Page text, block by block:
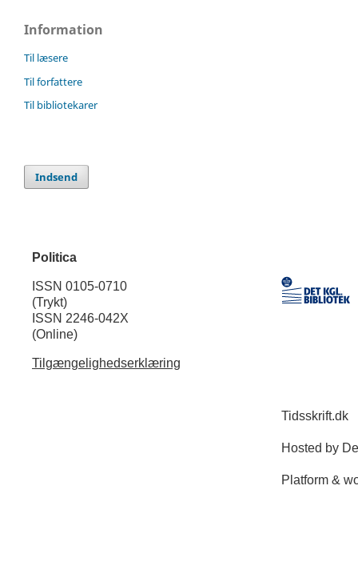
Information
Til læsere
Til forfattere
Til bibliotekarer
Indsend
Politica
ISSN 0105-0710
(Trykt)
ISSN 2246-042X
(Online)
Tilgængelighedserklæring